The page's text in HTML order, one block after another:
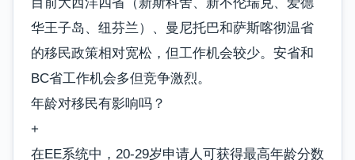
目前大西洋四省（新斯科舍、新不伦瑞克、爱德
华王子岛、纽芬兰）、曼尼托巴和萨斯喀彻温省
的移民政策相对宽松，但工作机会较少。安省和
BC省工作机会多但竞争激烈。
年龄对移民有影响吗？
+
在EE系统中，20-29岁申请人可获得最高年龄分数